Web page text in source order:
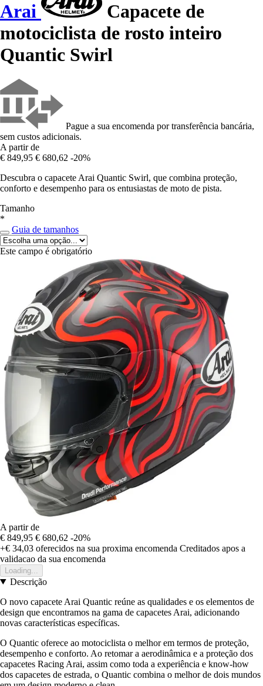
Arai
Capacete de
motociclista de rosto inteiro
Quantic Swirl
Pague a sua encomenda por transferência bancária,
sem custos adicionais.
A partir de
€ 849,95 € 680,62 -20%
Descubra o capacete Arai Quantic Swirl, que combina proteção,
conforto e desempenho para os entusiastas de moto de pista.
Tamanho
*
Guia de tamanhos
Este campo é obrigatório
A partir de
€ 849,95 € 680,62 -20%
+€ 34,03 oferecidos na sua proxima encomenda Creditados apos a
validacao da sua encomenda
Loading...
Descrição
O novo capacete Arai Quantic reúne as qualidades e os elementos de
design que encontramos na gama de capacetes Arai, adicionando
novas características específicas.
O Quantic oferece ao motociclista o melhor em termos de proteção,
desempenho e conforto. Ao retomar a aerodinâmica e a proteção dos
capacetes Racing Arai, assim como toda a experiência e know-how
dos capacetes de estrada, o Quantic combina o melhor de dois mundos